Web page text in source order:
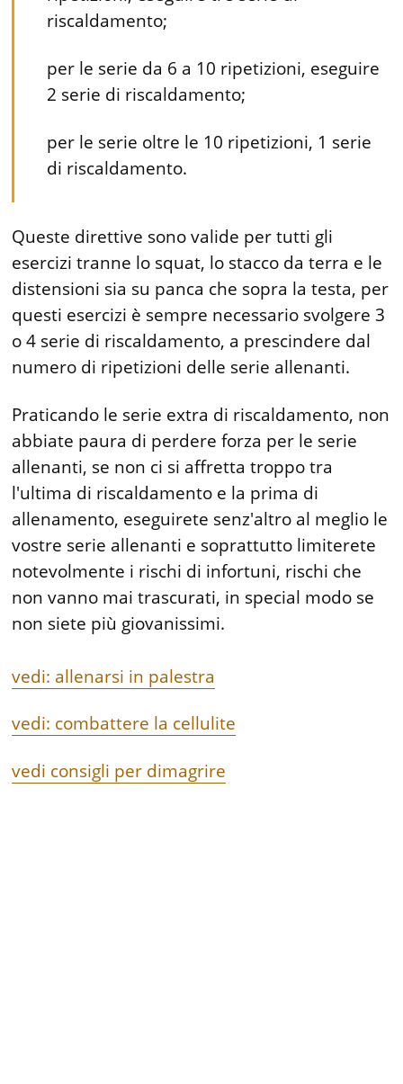
riscaldamento;
per le serie da 6 a 10 ripetizioni, eseguire
2 serie di riscaldamento;
per le serie oltre le 10 ripetizioni, 1 serie
di riscaldamento.
Queste direttive sono valide per tutti gli
esercizi tranne lo squat, lo stacco da terra e le
distensioni sia su panca che sopra la testa, per
questi esercizi è sempre necessario svolgere 3
o 4 serie di riscaldamento, a prescindere dal
numero di ripetizioni delle serie allenanti.
Praticando le serie extra di riscaldamento, non
abbiate paura di perdere forza per le serie
allenanti, se non ci si affretta troppo tra
l'ultima di riscaldamento e la prima di
allenamento, eseguirete senz'altro al meglio le
vostre serie allenanti e soprattutto limiterete
notevolmente i rischi di infortuni, rischi che
non vanno mai trascurati, in special modo se
non siete più giovanissimi.
vedi: allenarsi in palestra
vedi: combattere la cellulite
vedi consigli per dimagrire